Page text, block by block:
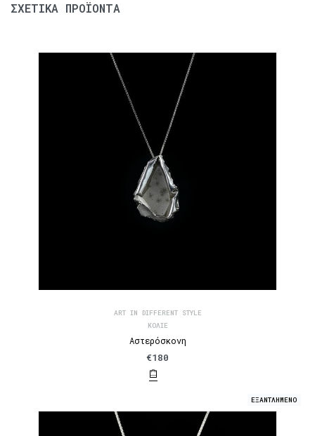
ΣΧΕΤΙΚΆ ΠΡΟΪΌΝΤΑ
ART IN DIFFERENT STYLE
ΚΟΛΙΈ
Αστερόσκονη
€180
ΕΞΑΝΤΛΗΜΕΝΟ